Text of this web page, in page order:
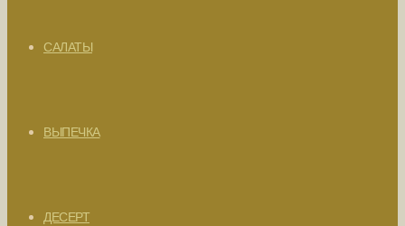
САЛАТЫ
ВЫПЕЧКА
ДЕСЕРТ